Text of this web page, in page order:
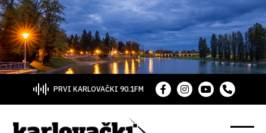
PRVI KARLOVAČKI 90.1FM